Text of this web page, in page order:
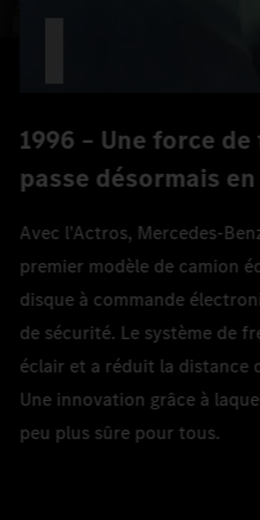
1996 – Une force
passe désormais
Avec l'Actros,
premier modèle de camion
disque à commande
de sécurité. Le système de
éclair et a réduit la distance
Une innovation grâce à
peu plus sûre pour tous.